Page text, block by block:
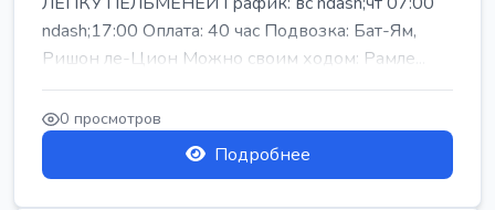
ndash;17:00 Оплата: 40 час Подвозка: Бат-Ям,
Ришон ле-Цион Можно своим ходом: Рамле...
0 просмотров
Подробнее